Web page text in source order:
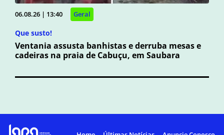
06.08.26 | 13:40 Geral
Que susto!
Ventania assusta banhistas e derruba mesas e
cadeiras na praia de Cabuçu, em Saubara